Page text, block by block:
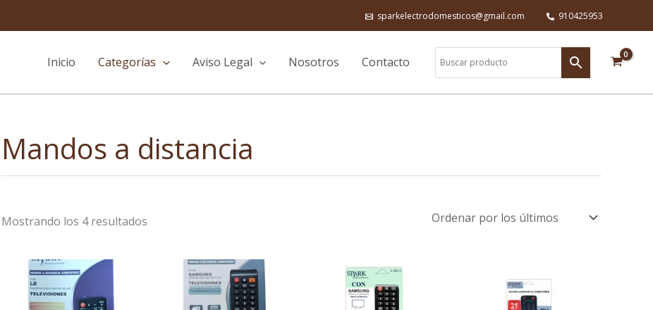
sparkelectrodomesticos@gmail.com 910425953
Inicio Categorías Aviso Legal Nosotros Contacto
Mandos a distancia
Mostrando los 4 resultados
los